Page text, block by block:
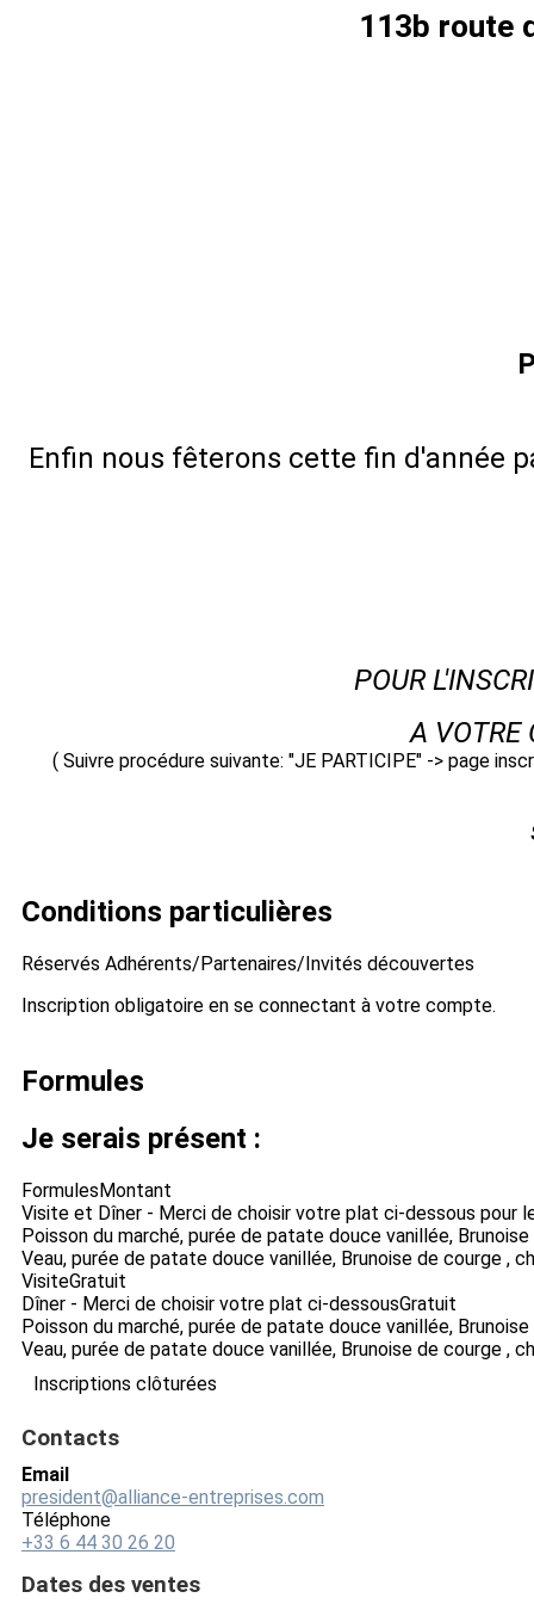
113b route
Enfin nous fêterons cette fin d'année
POUR
A VOTRE
( Suivre procédure suivante: "JE PARTICIPE" -> page
Conditions particulières
Réservés Adhérents/Partenaires/Invités découvertes
Inscription obligatoire en se connectant à votre compte.
Formules
Je serais présent :
FormulesMontant
Visite et Dîner - Merci de choisir votre plat ci-dessous pour
Poisson du marché, purée de patate douce vanillée,
Veau, purée de patate douce vanillée, Brunoise de courge ,
VisiteGratuit
Dîner - Merci de choisir votre plat ci-dessousGratuit
Poisson du marché, purée de patate douce vanillée,
Veau, purée de patate douce vanillée, Brunoise de courge ,
Inscriptions clôturées
Contacts
Email
president@alliance-entreprises.com
Téléphone
+33 6 44 30 26 20
Dates des ventes